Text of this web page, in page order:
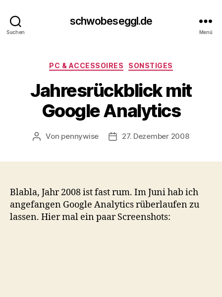
Suchen
schwobeseggl.de
Menü
Kategorien
PC & ACCESSOIRES SONSTIGES
Jahresrückblick mit
Google Analytics
Beitragsautor
Von pennywise Veröffentlichungsdatum
27. Dezember 2008
Blabla, Jahr 2008 ist fast rum. Im Juni hab ich
angefangen Google Analytics rüberlaufen zu
lassen. Hier mal ein paar Screenshots: